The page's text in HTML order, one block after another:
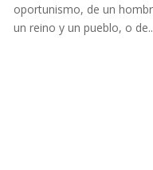
oportunismo, de un
un reino y un pueblo, o